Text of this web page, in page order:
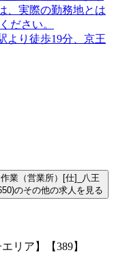
、実際の勤務地とは
ださい。
より徒歩19分、京王
業（営業所）[仕]_八王
のその他の求人を見る
リア】【389】